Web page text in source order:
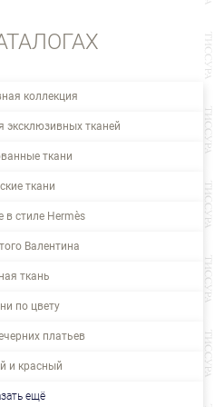
коллекция
эксклюзивных тканей
ткани
ткани
в стиле Hermès
Валентина
ткань
по цвету
платьев
и красный
ещё